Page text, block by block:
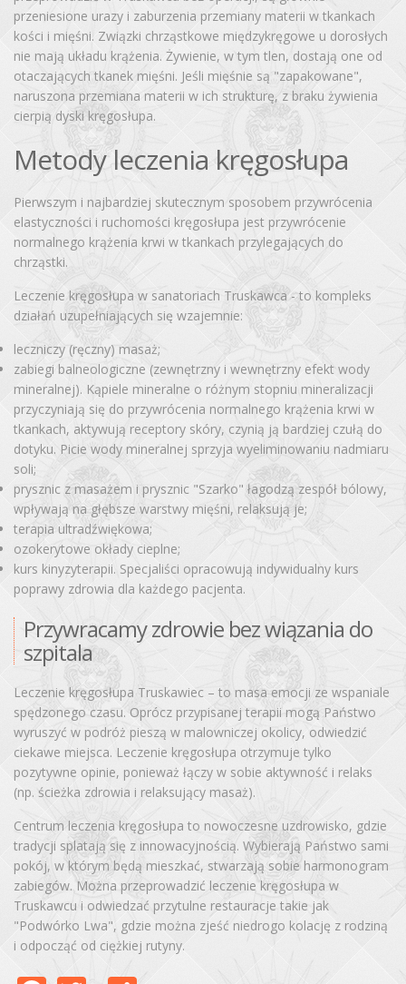
przeniesione urazy i zaburzenia przemiany materii w tkankach
kości i mięśni. Związki chrząstkowe międzykręgowe u dorosłych
nie mają układu krążenia. Żywienie, w tym tlen, dostają one od
otaczających tkanek mięśni. Jeśli mięśnie są "zapakowane",
naruszona przemiana materii w ich strukturę, z braku żywienia
cierpią dyski kręgosłupa.
Metody leczenia kręgosłupa
Pierwszym i najbardziej skutecznym sposobem przywrócenia
elastyczności i ruchomości kręgosłupa jest przywrócenie
normalnego krążenia krwi w tkankach przylegających do
chrząstki.
Leczenie kręgosłupa w sanatoriach Truskawca - to kompleks
działań uzupełniających się wzajemnie:
leczniczy (ręczny) masaż;
zabiegi balneologiczne (zewnętrzny i wewnętrzny efekt wody
mineralnej). Kąpiele mineralne o różnym stopniu mineralizacji
przyczyniają się do przywrócenia normalnego krążenia krwi w
tkankach, aktywują receptory skóry, czynią ją bardziej czułą do
dotyku. Picie wody mineralnej sprzyja wyeliminowaniu nadmiaru
soli;
prysznic z masażem i prysznic "Szarko" łagodzą zespół bólowy,
wpływają na głębsze warstwy mięśni, relaksują je;
terapia ultradźwiękowa;
ozokerytowe okłady cieplne;
kurs kinyzyterapii. Specjaliści opracowują indywidualny kurs
poprawy zdrowia dla każdego pacjenta.
Przywracamy zdrowie bez wiązania do
szpitala
Leczenie kręgosłupa Truskawiec – to masa emocji ze wspaniale
spędzonego czasu. Oprócz przypisanej terapii mogą Państwo
wyruszyć w podróż pieszą w malowniczej okolicy, odwiedzić
ciekawe miejsca. Leczenie kręgosłupa otrzymuje tylko
pozytywne opinie, ponieważ łączy w sobie aktywność i relaks
(np. ścieżka zdrowia i relaksujący masaż).
Centrum leczenia kręgosłupa to nowoczesne uzdrowisko, gdzie
tradycji splatają się z innowacyjnością. Wybierają Państwo sami
pokój, w którym będą mieszkać, stwarzają sobie harmonogram
zabiegów. Można przeprowadzić leczenie kręgosłupa w
Truskawcu i odwiedzać przytulne restauracje takie jak
"Podwórko Lwa", gdzie można zjeść niedrogo kolację z rodziną
i odpocząć od ciężkiej rutyny.